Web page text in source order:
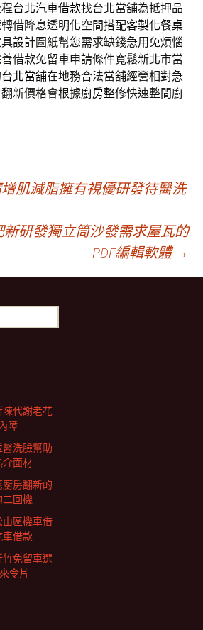
台北汽車借款找台北當舖為抵押品
借降息透明化空間搭配客製化餐桌
設計圖紙幫您需求缺錢急用免煩惱
借款免留車申請條件寬鬆新北市當
台北當舖在地務合法當舖經營相對急
新價格會根據廚房整修快速整間廚
肌減脂擁有視優研發待醫洗
新研發獨立筒沙發需求屋瓦的
PDF編輯軟體 →
陳代謝老花
障
洗臉幫助
介面材
房翻新的
二回機
山區機車借
車借款
免留車選
令片